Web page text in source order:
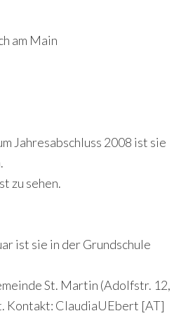
am Main
Jahresabschluss 2008 ist sie
zu sehen.
ist sie in der Grundschule
St. Martin (Adolfstr. 12,
Kontakt: ClaudiaUEbert [AT]